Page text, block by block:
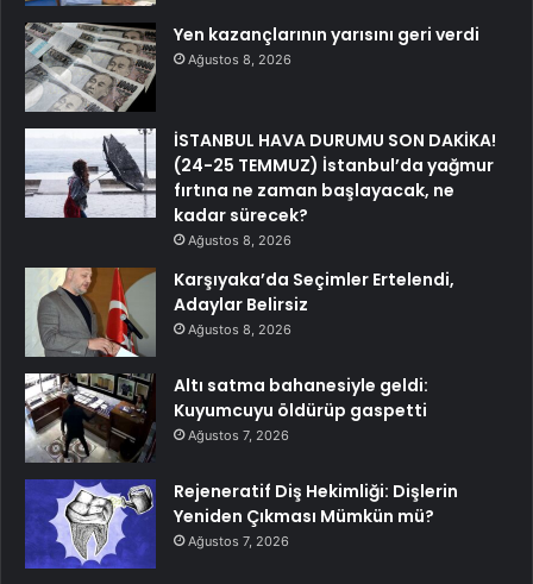
Yen kazançlarının yarısını geri verdi
Ağustos 8, 2026
İSTANBUL HAVA DURUMU SON DAKİKA!
(24-25 TEMMUZ) İstanbul’da yağmur
fırtına ne zaman başlayacak, ne
kadar sürecek?
Ağustos 8, 2026
Karşıyaka’da Seçimler Ertelendi,
Adaylar Belirsiz
Ağustos 8, 2026
Altı satma bahanesiyle geldi:
Kuyumcuyu öldürüp gaspetti
Ağustos 7, 2026
Rejeneratif Diş Hekimliği: Dişlerin
Yeniden Çıkması Mümkün mü?
Ağustos 7, 2026